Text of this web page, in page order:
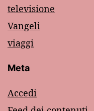
televisione
Vangeli
viaggi
Meta
Accedi